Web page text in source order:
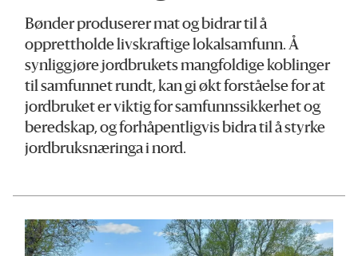
Bønder produserer mat og bidrar til å
opprettholde livskraftige lokalsamfunn. Å
synliggjøre jordbrukets mangfoldige koblinger
til samfunnet rundt, kan gi økt forståelse for at
jordbruket er viktig for samfunnssikkerhet og
beredskap, og forhåpentligvis bidra til å styrke
jordbruksnæringa i nord.